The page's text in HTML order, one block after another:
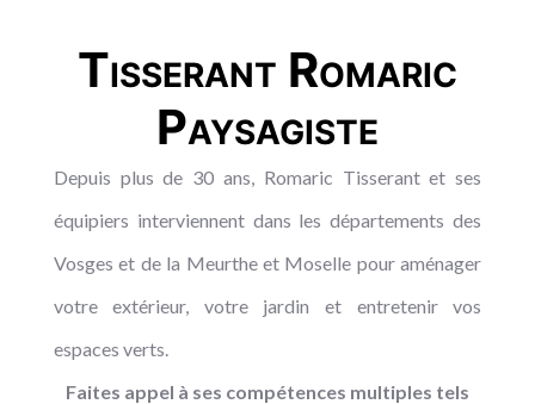
Tisserant Romaric
Paysagiste
Depuis plus de 30 ans, Romaric Tisserant et ses
équipiers interviennent dans les départements des
Vosges et de la Meurthe et Moselle pour aménager
votre extérieur, votre jardin et entretenir vos
espaces verts.
Faites appel à ses compétences multiples tels